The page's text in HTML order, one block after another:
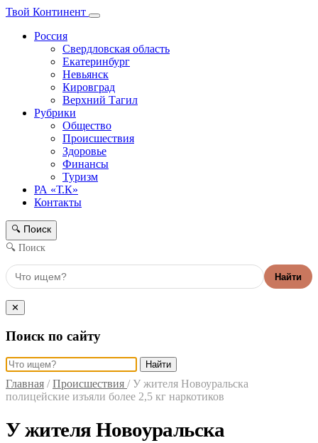
Твой Континент
Россия
Свердловская область
Екатеринбург
Невьянск
Кировград
Верхний Тагил
Рубрики
Общество
Происшествия
Здоровье
Финансы
Туризм
РА «Т.К»
Контакты
🔍 Поиск
🔍 Поиск
Найти
✕
Поиск по сайту
Найти
Главная / Происшествия / У жителя Новоуральска
полицейские изъяли более 2,5 кг наркотиков
У жителя Новоуральска